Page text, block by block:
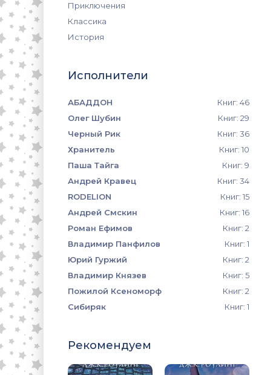
Приключения
Классика
История
Исполнители
АБАДДОН
Книг: 46
Олег Шубин
Книг: 29
Черный Рик
Книг: 36
Хранитель
Книг: 10
Паша Тайга
Книг: 9
Андрей Кравец
Книг: 34
RODELION
Книг: 15
Андрей Смскин
Книг: 16
Роман Ефимов
Книг: 2
Владимир Панфилов
Книг: 1
Юрий Гуржий
Книг: 2
Владимир Князев
Книг: 5
Пожилой Ксеноморф
Книг: 2
Сибиряк
Книг: 1
Рекомендуем